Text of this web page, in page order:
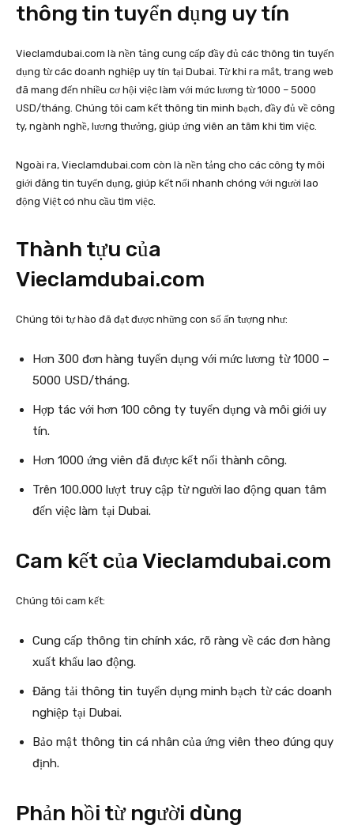
thông tin tuyển dụng uy tín
Vieclamdubai.com là nền tảng cung cấp đầy đủ các thông tin tuyển
dụng từ các doanh nghiệp uy tín tại Dubai. Từ khi ra mắt, trang web
đã mang đến nhiều cơ hội việc làm với mức lương từ 1000 – 5000
USD/tháng. Chúng tôi cam kết thông tin minh bạch, đầy đủ về công
ty, ngành nghề, lương thưởng, giúp ứng viên an tâm khi tìm việc.
Ngoài ra, Vieclamdubai.com còn là nền tảng cho các công ty môi
giới đăng tin tuyển dụng, giúp kết nối nhanh chóng với người lao
động Việt có nhu cầu tìm việc.
Thành tựu của
Vieclamdubai.com
Chúng tôi tự hào đã đạt được những con số ấn tượng như:
Hơn 300 đơn hàng tuyển dụng với mức lương từ 1000 –
5000 USD/tháng.
Hợp tác với hơn 100 công ty tuyển dụng và môi giới uy
tín.
Hơn 1000 ứng viên đã được kết nối thành công.
Trên 100.000 lượt truy cập từ người lao động quan tâm
đến việc làm tại Dubai.
Cam kết của Vieclamdubai.com
Chúng tôi cam kết:
Cung cấp thông tin chính xác, rõ ràng về các đơn hàng
xuất khẩu lao động.
Đăng tải thông tin tuyển dụng minh bạch từ các doanh
nghiệp tại Dubai.
Bảo mật thông tin cá nhân của ứng viên theo đúng quy
định.
Phản hồi từ người dùng